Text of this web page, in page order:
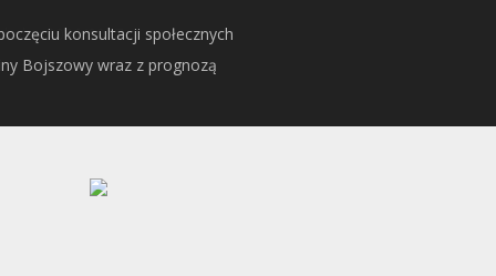
konsultacji społecznych
Bojszowy wraz z prognozą